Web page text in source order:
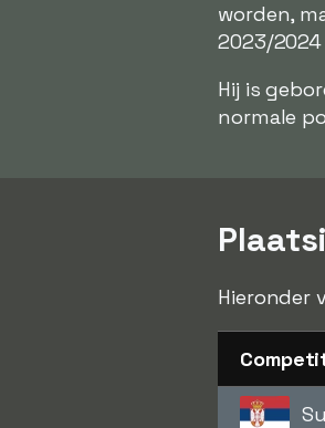
worden,
2023/
Hij is
normale
Hieronder